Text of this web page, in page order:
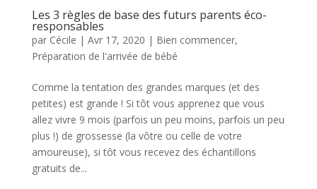
Les 3 règles de base des futurs parents éco-
responsables
par Cécile | Avr 17, 2020 | Bien commencer,
Préparation de l'arrivée de bébé
Comme la tentation des grandes marques (et des
petites) est grande ! Si tôt vous apprenez que vous
allez vivre 9 mois (parfois un peu moins, parfois un peu
plus !) de grossesse (la vôtre ou celle de votre
amoureuse), si tôt vous recevez des échantillons
gratuits de...